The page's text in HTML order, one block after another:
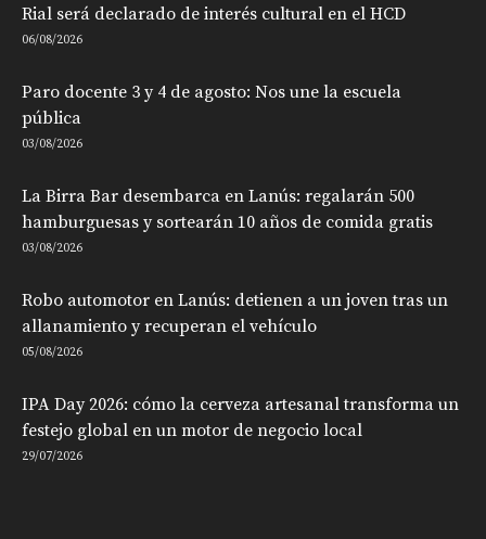
Rial será declarado de interés cultural en el HCD
06/08/2026
Paro docente 3 y 4 de agosto: Nos une la escuela
pública
03/08/2026
La Birra Bar desembarca en Lanús: regalarán 500
hamburguesas y sortearán 10 años de comida gratis
03/08/2026
Robo automotor en Lanús: detienen a un joven tras un
allanamiento y recuperan el vehículo
05/08/2026
IPA Day 2026: cómo la cerveza artesanal transforma un
festejo global en un motor de negocio local
29/07/2026